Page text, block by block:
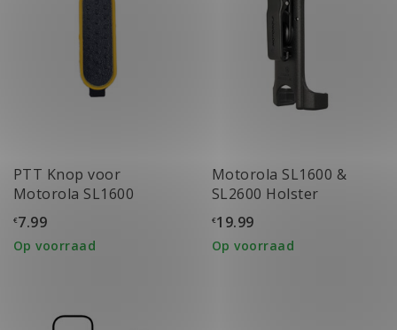
PTT Knop voor
Motorola SL1600
€7.99
Op voorraad
Motorola SL1600 &
SL2600 Holster
PMLN7190A
€19.99
Op voorraad